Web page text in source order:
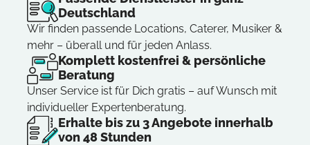
Deutschland
Wir finden passende Locations, Caterer, Musiker &
mehr – überall und für jeden Anlass.
Komplett kostenfrei & persönliche
Beratung
Unser Service ist für Dich gratis – auf Wunsch mit
individueller Expertenberatung.
Erhalte bis zu 3 Angebote innerhalb
von 48 Stunden